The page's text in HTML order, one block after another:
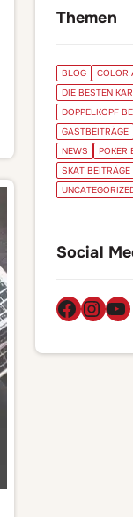
Themen
BLOG
COLOR
DIE BESTEN
DOPPELKOPF
GASTBEITRÄGE
NEWS
POKER
SKAT BEITRÄGE
Social